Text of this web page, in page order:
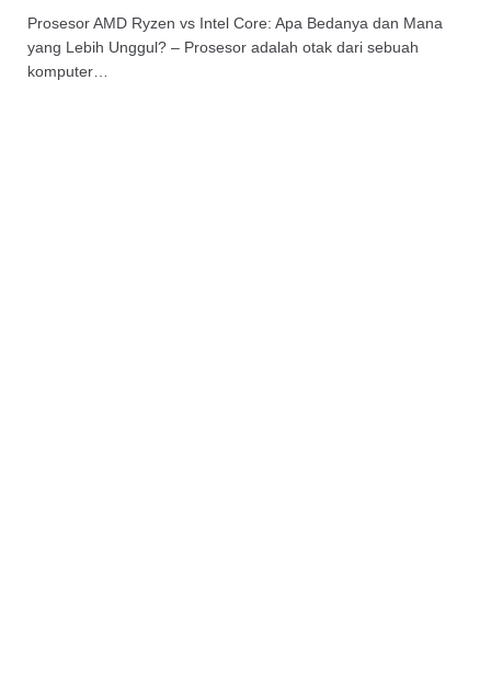
Prosesor AMD Ryzen vs Intel Core: Apa Bedanya dan Mana
yang Lebih Unggul? – Prosesor adalah otak dari sebuah
komputer…